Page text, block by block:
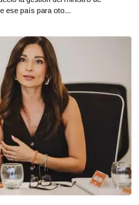
ese país para oto...